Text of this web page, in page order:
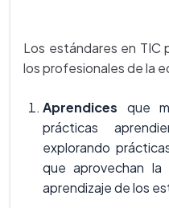
Los estándares en TIC
los profesionales de la
Aprendices que
prácticas
explorando
que aprovechan la
aprendizaje de los